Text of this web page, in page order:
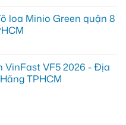
loa Minio Green quận 8
VinFast VF5 2026 - Địa
TPHCM